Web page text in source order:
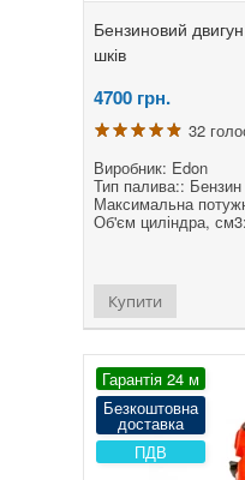
Бензиновий
шків
4700 грн.
32
Виробник: Edon
Тип палива::
Максимальна
Об'єм циліндра,
Купити
Гарантія 24 м
Безкоштовна
доставка
ПДВ